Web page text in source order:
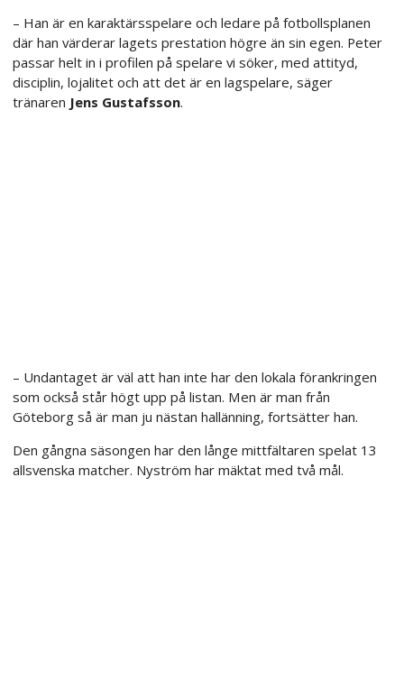
– Han är en karaktärsspelare och ledare på fotbollsplanen
där han värderar lagets prestation högre än sin egen. Peter
passar helt in i profilen på spelare vi söker, med attityd,
disciplin, lojalitet och att det är en lagspelare, säger
tränaren Jens Gustafsson.
– Undantaget är väl att han inte har den lokala förankringen
som också står högt upp på listan. Men är man från
Göteborg så är man ju nästan hallänning, fortsätter han.
Den gångna säsongen har den långe mittfältaren spelat 13
allsvenska matcher. Nyström har mäktat med två mål.